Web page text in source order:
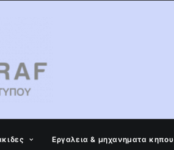
Εργαλεια & μηχανηματα κηπου